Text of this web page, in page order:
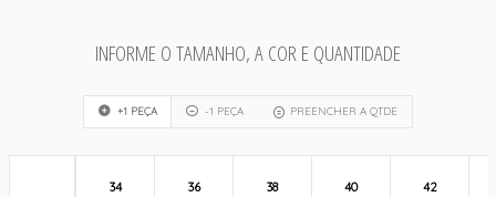
INFORME O TAMANHO, A COR E QUANTIDADE
+1 PEÇA -1 PEÇA PREENCHER A QTDE
34 36 38 40 42